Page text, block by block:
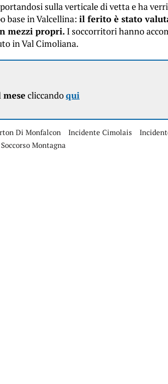
sulla verticale di vetta e ha
base in Valcellina: il ferito è stato
mezzi propri. I soccorritori hanno
in Val Cimoliana.
mese cliccandoqui
Di Monfalcon Incidente Cimolais
Soccorso Montagna